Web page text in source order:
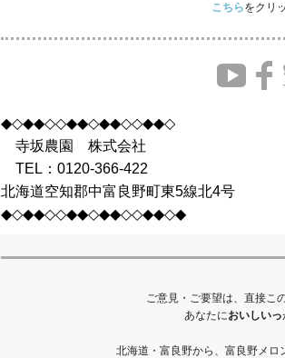
こちらをクリ
◆◇◆◆◇◇◆◆◇◆◆◇◇◆◆◇
寺坂農園 株式会社
TEL：0120-366-422
北海道空知郡中富良野町東5線北4号
◆◇◆◆◇◇◆◆◇◆◆◇◇◆◆◇◆
ご意見・ご要望は、直接こ
あなたにおいしいっ
北海道・富良野から、富良野メロ